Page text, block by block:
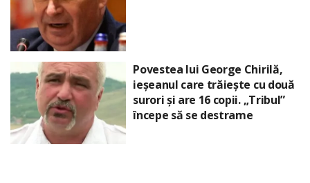
Povestea lui George Chirilă,
ieșeanul care trăiește cu două
surori și are 16 copii. „Tribul”
începe să se destrame